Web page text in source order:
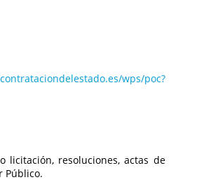
wps/poc?
licitación, resoluciones, actas de
Público.